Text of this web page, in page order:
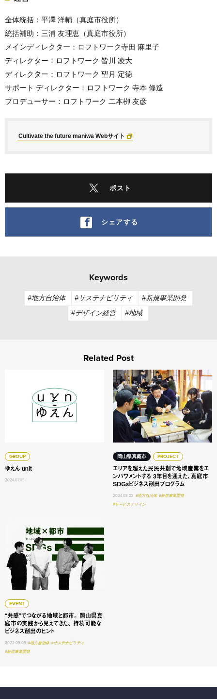
全体統括：平澤 洋輔（真庭市役所）
統括補助：三浦 友理恵（真庭市役所）
メインディレクター：ロフトワーク寺田 麻里子
ディレクター：ロフトワーク 皆川 凌大
ディレクター：ロフトワーク 望月 定徳
サポート ディレクター：ロフトワーク 寺本 修造
プロデューサー：ロフトワーク 二本栁 友彦
Cultivate the future maniwa Webサイト
ポスト
シェアする
Keywords
#地方自治体 #サステナビリティ
#新規事業開発
#デザイン経営
#地域
Related Post
GROUP
ゆえん unit
2024.07.05
岡山県真庭市 PROJECT
エリアを超えた民民共創で地域産業をエ
ンパワメントする 3年目を迎えた、真庭市
SDGsビジネス創出プログラム
2024.08.08 #地方自治体 #新規事業開発
#サービスデザイン
エリアを超えた民民共創で
EVENT
“共感”でつながる地域と都市。 岡山県真
庭市の実践から見えてきた、 持続可能な
ビジネス創出のヒント
2022.09.05 #地方自治体 #サステナビリティ
#新規事業開発